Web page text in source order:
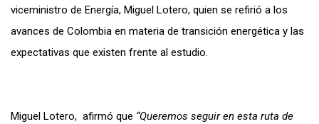
viceministro de Energía, Miguel Lotero, quien se refirió a los
avances de Colombia en materia de transición energética y las
expectativas que existen frente al estudio.
Miguel Lotero, afirmó que “Queremos seguir en esta ruta de